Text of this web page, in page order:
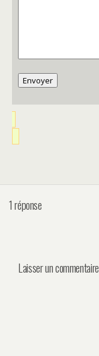
Envoyer
1 réponse
Laisser un commentaire